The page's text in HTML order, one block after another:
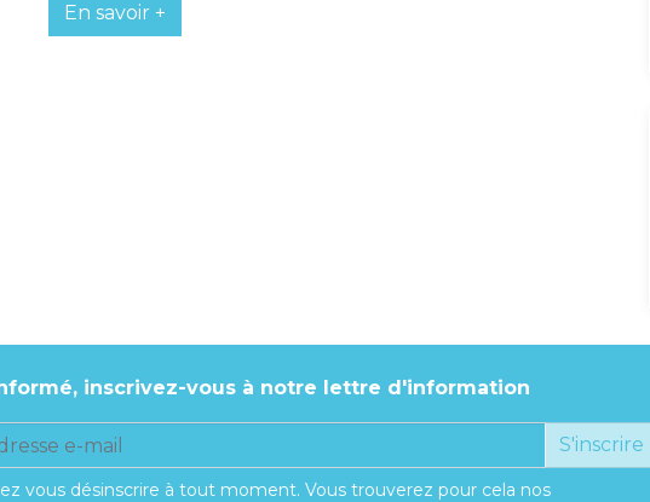
En savoir +
inscrivez-vous à notre lettre d'information
S'inscrire
vous désinscrire à tout moment. Vous trouverez pour cela nos